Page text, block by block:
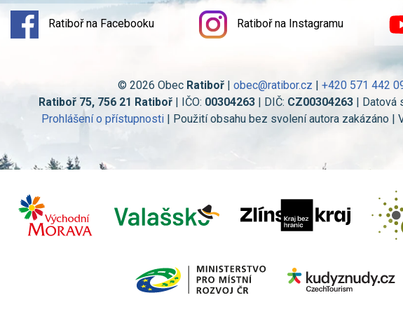
Ratiboř na Facebooku Ratiboř na Instagramu
© 2026 Obec Ratiboř | obec@ratibor.cz | +420 571 442
Ratiboř 75, 756 21 Ratiboř| IČO: 00304263| DIČ: CZ00304263| Datová
Prohlášení o přístupnosti | Použití obsahu bez svolení autora zakázáno |